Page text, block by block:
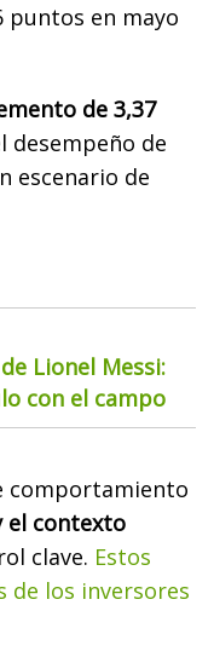
puntos en mayo
de 3,37
desempeño de
escenario de
Lionel Messi:
con el campo
comportamiento
el contexto
clave. Estos
los inversores